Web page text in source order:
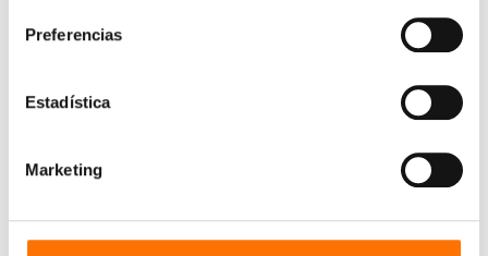
Preferencias
Estadística
Marketing